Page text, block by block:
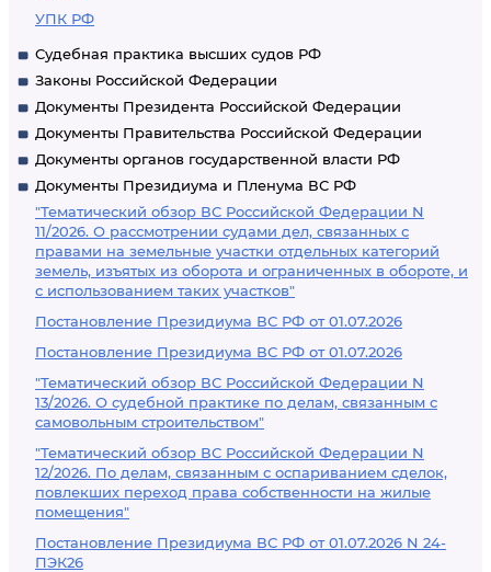
УПК РФ
Судебная практика высших судов РФ
Законы Российской Федерации
Документы Президента Российской Федерации
Документы Правительства Российской Федерации
Документы органов государственной власти РФ
Документы Президиума и Пленума ВС РФ
"Тематический обзор ВС Российской Федерации N
11/2026. О рассмотрении судами дел, связанных с
правами на земельные участки отдельных категорий
земель, изъятых из оборота и ограниченных в обороте, и
с использованием таких участков"
Постановление Президиума ВС РФ от 01.07.2026
Постановление Президиума ВС РФ от 01.07.2026
"Тематический обзор ВС Российской Федерации N
13/2026. О судебной практике по делам, связанным с
самовольным строительством"
"Тематический обзор ВС Российской Федерации N
12/2026. По делам, связанным с оспариванием сделок,
повлекших переход права собственности на жилые
помещения"
Постановление Президиума ВС РФ от 01.07.2026 N 24-
ПЭК26
предусмотренном
законодательством
Российской
Федерации о
некоммерческих
организациях,
структурного
подразделения -
отделения